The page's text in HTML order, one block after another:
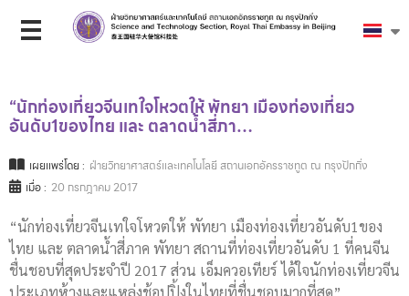
“นักท่องเที่ยวจีนเทใจโหวตให้ พัทยา เมืองท่องเที่ยว
อันดับ1ของไทย และ ตลาดน้ำสี่ภา…
เผยแพร่โดย : ฝ่ายวิทยาศาสตร์และเทคโนโลยี สถานเอกอัครราชทูต ณ กรุงปักกิ่ง
เมื่อ : 20 กรกฎาคม 2017
“นักท่องเที่ยวจีนเทใจโหวตให้ พัทยา เมืองท่องเที่ยวอันดับ1ของ
ไทย และ ตลาดน้ำสี่ภาค พัทยา สถานที่ท่องเที่ยวอันดับ 1 ที่คนจีน
ชื่นชอบที่สุดประจำปี 2017 ส่วน เอ็มควอเทียร์ ได้ใจนักท่องเที่ยวจีน
ประเภทห้างและแหล่งช้อปปิ้งในไทยที่ชื่นชอบมากที่สุด”